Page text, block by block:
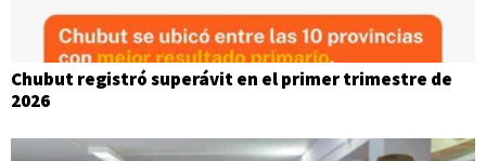
Chubut registró superávit en el primer trimestre de
2026